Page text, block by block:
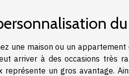
une maison ou un
arriver à des occasions très
représente un gros avantage.